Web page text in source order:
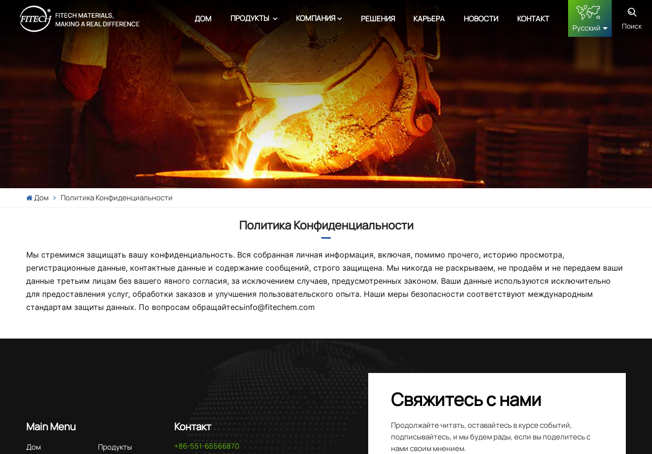
ДОМ ПРОДУКТЫ КОМПАНИЯ РЕШЕНИЯ КАРЬЕРА НОВОСТИ
КОНТАКТ
Русский
français
Deutsch
русский
Поиск
Дом Политика Конфиденциальности
Политика Конфиденциальности
Мы стремимся защищать вашу конфиденциальность. Вся собранная личная информация, включая, помимо прочего, историю просмотра,
регистрационные данные, контактные данные и содержание сообщений, строго защищена. Мы никогда не раскрываем, не продаём и не передаем ваши
данные третьим лицам без вашего явного согласия, за исключением случаев, предусмотренных законом. Ваши данные используются исключительно
для предоставления услуг, обработки заказов и улучшения пользовательского опыта. Наши меры безопасности соответствуют международным
стандартам защиты данных. По вопросам обращайтесьinfo@fitechem.com
Main Menu
Дом
Продукты
Контакт
+86-551-65566870
Свяжитесь с нами
Продолжайте читать, оставайтесь в курсе событий,
подписывайтесь, и мы будем рады, если вы поделитесь с
нами своим мнением.